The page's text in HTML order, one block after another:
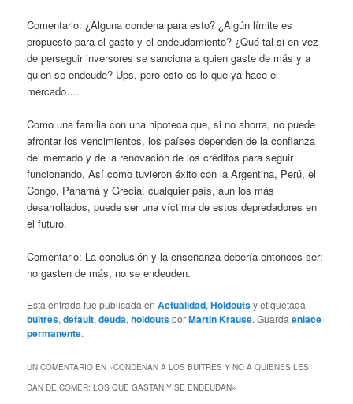
Comentario: ¿Alguna condena para esto? ¿Algún límite es
propuesto para el gasto y el endeudamiento? ¿Qué tal si en vez
de perseguir inversores se sanciona a quien gaste de más y a
quien se endeude? Ups, pero esto es lo que ya hace el
mercado….
Como una familia con una hipoteca que, si no ahorra, no puede
afrontar los vencimientos, los países dependen de la confianza
del mercado y de la renovación de los créditos para seguir
funcionando. Así como tuvieron éxito con la Argentina, Perú, el
Congo, Panamá y Grecia, cualquier país, aun los más
desarrollados, puede ser una víctima de estos depredadores en
el futuro.
Comentario: La conclusión y la enseñanza debería entonces ser:
no gasten de más, no se endeuden.
Esta entrada fue publicada enActualidad,Holdoutsy etiquetada
buitres,default,deuda,holdoutsporMartin Krause. Guardaenlace
permanente.
UN COMENTARIO EN «CONDENAN A LOS BUITRES Y NO A QUIENES LES
DAN DE COMER: LOS QUE GASTAN Y SE ENDEUDAN»